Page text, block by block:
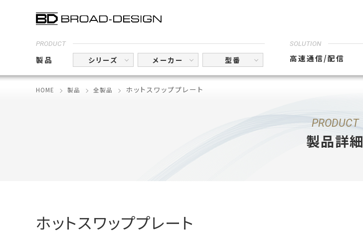
PRODUCT
製品 シリーズ メーカー 型番
SOLUTION
高速通信/配信
HOME 製品 全製品 ホットスワッププレート
PRODUCT
製品詳細
ホットスワッププレート